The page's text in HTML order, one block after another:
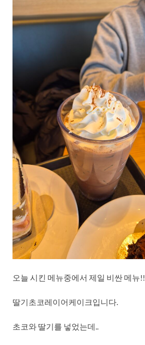
오늘 시킨 메뉴중에서 제일 비싼 메뉴!!
딸기초코레이어케이크입니다.
초코와 딸기를 넣었는데..